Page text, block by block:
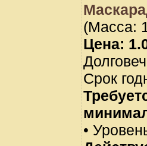
(Масса:
Цена:
Срок
•